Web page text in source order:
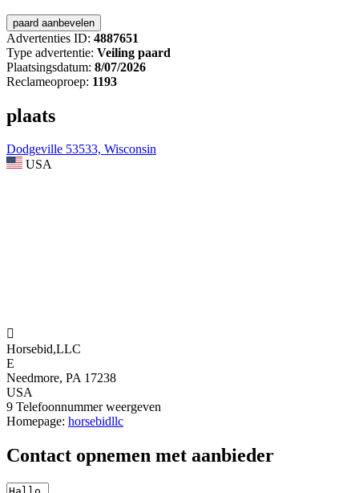
Advertenties ID: 4887651
Type advertentie: Veiling paard
Plaatsingsdatum: 8/07/2026
Reclameoproep: 1193
plaats
Dodgeville 53533, Wisconsin
USA

Horsebid,LLC
E
Needmore, PA 17238
USA
9 Telefoonnummer weergeven
Homepage: horsebidllc
Contact opnemen met aanbieder